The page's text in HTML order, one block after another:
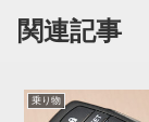
関連記事
乗り物